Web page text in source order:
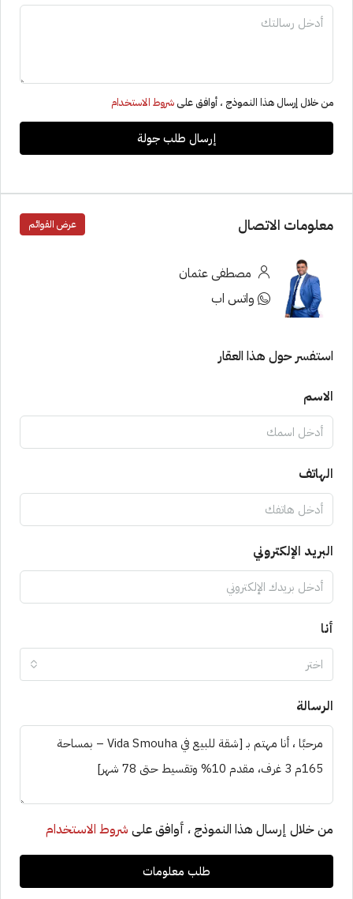
من خلال إرسال هذا النموذج ، أوافق على شروط الاستخدام
إرسال طلب جولة
معلومات الاتصال عرض القوائم
مصطفى عثمان
واتس اب
استفسر حول هذا العقار
الاسم
الهاتف
البريد الإلكتروني
أنا
اختر
الرسالة
من خلال إرسال هذا النموذج ، أوافق على شروط الاستخدام
طلب معلومات